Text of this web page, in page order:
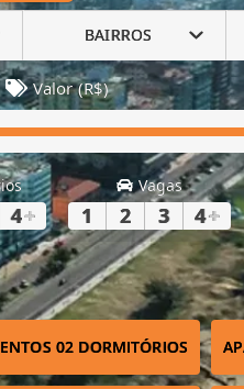
BAIRROS
Valor (R$)
4+
Vagas
1 2 3 4+
02 DORMITÓRIOS